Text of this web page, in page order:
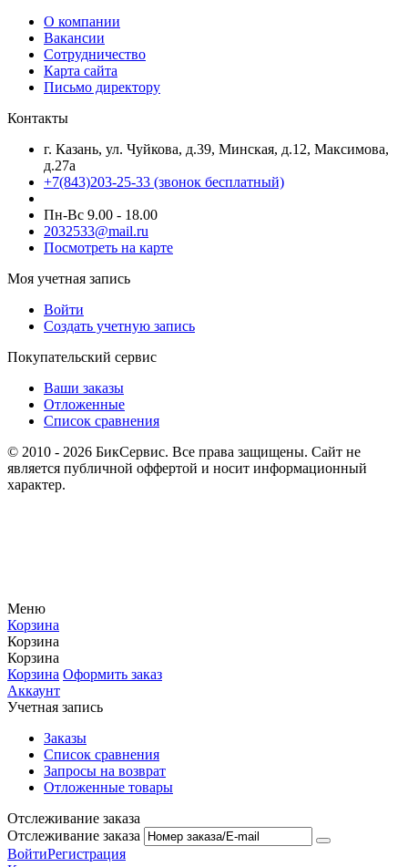
О компании
Вакансии
Сотрудничество
Карта сайта
Письмо директору
Контакты
г. Казань, ул. Чуйкова, д.39, Минская, д.12, Максимова,
д.27а
+7(843)203-25-33 (звонок бесплатный)
Пн-Вс 9.00 - 18.00
2032533@mail.ru
Посмотреть на карте
Моя учетная запись
Войти
Создать учетную запись
Покупательский сервис
Ваши заказы
Отложенные
Список сравнения
© 2010 - 2026 БикСервис. Все права защищены. Сайт не
является публичной оффертой и носит информационный
характер.
Меню
Корзина
Корзина
Корзина
Корзина Оформить заказ
Аккаунт
Учетная запись
Заказы
Список сравнения
Запросы на возврат
Отложенные товары
Отслеживание заказа
Отслеживание заказа
ВойтиРегистрация